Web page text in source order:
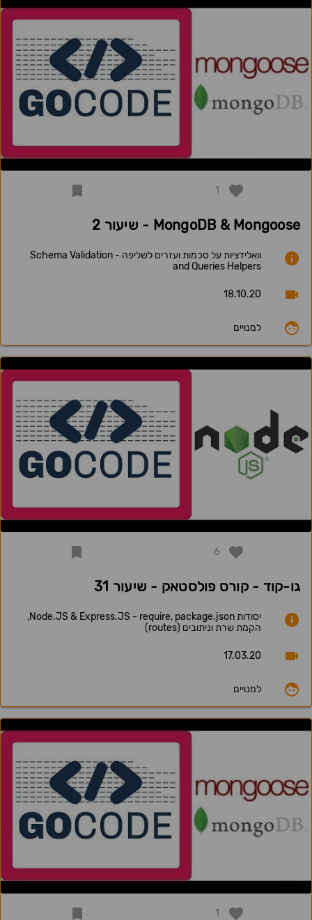
1
MongoDB & Mongoose - שיעור 2
וואלידציות על סכמות ועזרים לשליפה - Schema Validation
and Queries Helpers
18.10.20
למנויים
6
גו-קוד - קורס פולסטאק - שיעור 31
יסודות Node.JS & Express.JS - require, package.json,
הקמת שרת וניתובים (routes)
17.03.20
למנויים
1